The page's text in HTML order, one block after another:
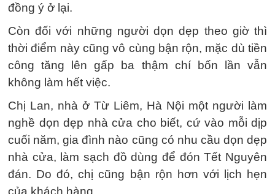
đồng ý ở lại.
Còn đối với những người dọn dẹp theo giờ thì
thời điểm này cũng vô cùng bận rộn, mặc dù tiền
công tăng lên gấp ba thậm chí bốn lần vẫn
không làm hết việc.
Chị Lan, nhà ở Từ Liêm, Hà Nội một người làm
nghề dọn dẹp nhà cửa cho biết, cứ vào mỗi dịp
cuối năm, gia đình nào cũng có nhu cầu dọn dẹp
nhà cửa, làm sạch đồ dùng để đón Tết Nguyên
đán. Do đó, chị cũng bận rộn hơn với lịch hẹn
của khách hàng.